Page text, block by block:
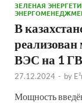
ЗЕЛЕНАЯ
В
реализован
ВЭС на 1
27.12.2024 - by
Мощность